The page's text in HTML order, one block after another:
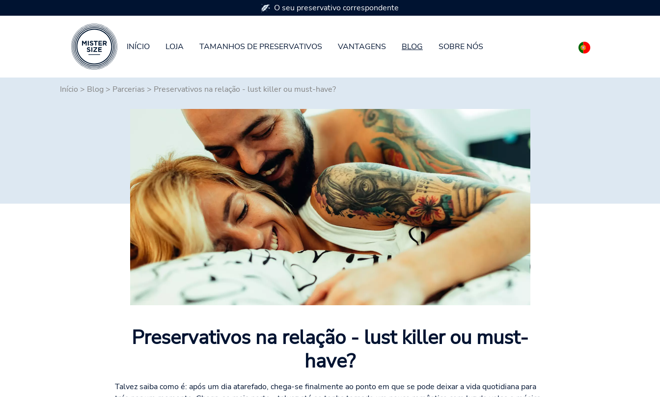
Skip to main content
INÍCIO LOJA TAMANHOS DE PRESERVATIVOS VANTAGENS BLOG SOBRE NÓS
Disponível em 7 tamanhos de preservativos
Início > Blog > Parcerias > Preservativos na relação - lust killer ou must-have?
Preservativos na relação - lust killer ou must-
have?
Talvez saiba como é: após um dia atarefado, chega-se finalmente ao ponto em que se pode deixar a vida quotidiana para